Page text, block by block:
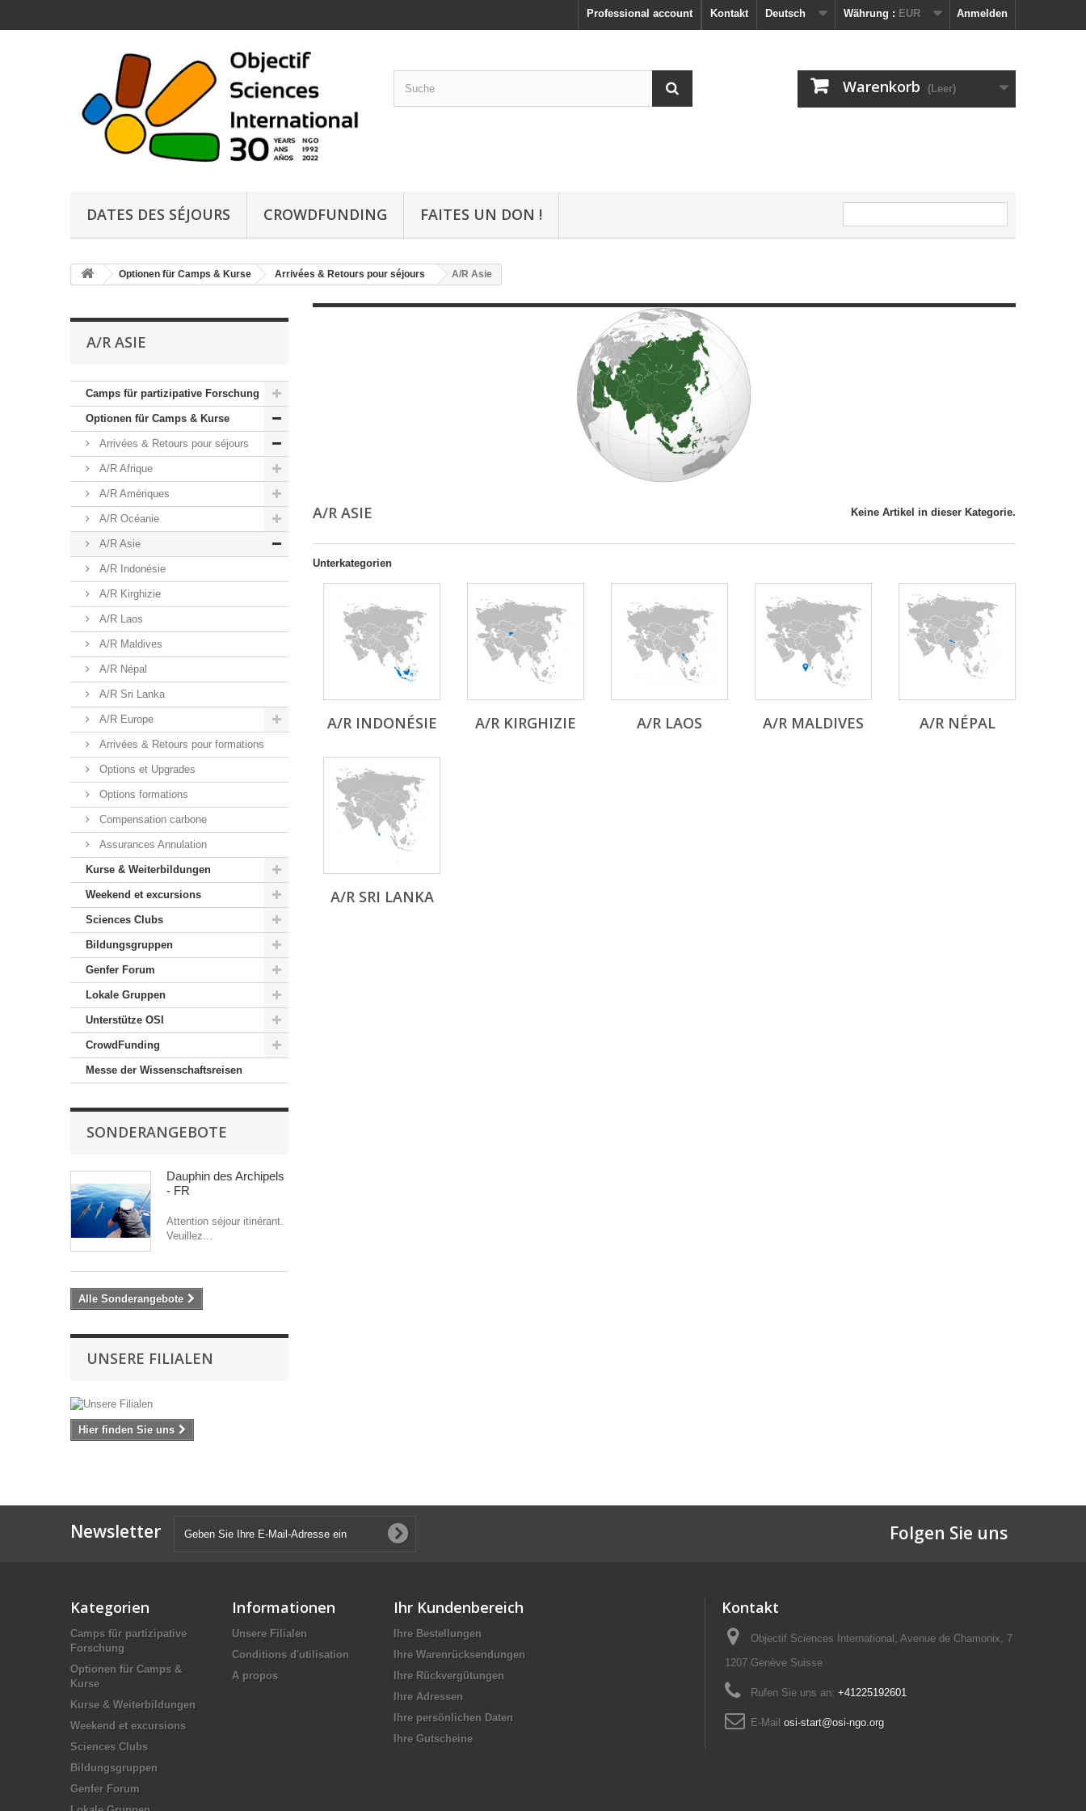
Anmelden
Währung : EUR
Deutsch
Kontakt
Professional account
Warenkorb (Leer)
DATES DES SÉJOURS CROWDFUNDING FAITES UN DON !
Optionen für Camps & Kurse Arrivées & Retours pour séjours A/R Asie
A/R ASIE
Camps für partizipative Forschung
Optionen für Camps & Kurse
Arrivées & Retours pour séjours
A/R Afrique
A/R Amériques
A/R Océanie
A/R Asie
A/R Indonésie
A/R Kirghizie
A/R Laos
A/R Maldives
A/R Népal
A/R Sri Lanka
A/R Europe
Arrivées & Retours pour formations
Options et Upgrades
Options formations
Compensation carbone
Assurances Annulation
Kurse & Weiterbildungen
Weekend et excursions
Sciences Clubs
Bildungsgruppen
Genfer Forum
Lokale Gruppen
Unterstütze OSI
CrowdFunding
Messe der Wissenschaftsreisen
SONDERANGEBOTE
Dauphin des Archipels
- FR
Attention séjour itinérant.
Veuillez...
Alle Sonderangebote
UNSERE FILIALEN
Hier finden Sie uns
A/R ASIE Keine Artikel in dieser Kategorie.
Unterkategorien
A/R INDONÉSIE A/R KIRGHIZIE A/R LAOS A/R MALDIVES A/R NÉPAL
A/R SRI LANKA
Newsletter Folgen Sie uns
Kategorien
Camps für partizipative
Forschung
Optionen für Camps &
Kurse
Kurse & Weiterbildungen
Weekend et excursions
Sciences Clubs
Bildungsgruppen
Genfer Forum
Informationen
Unsere Filialen
Conditions d'utilisation
A propos
Ihr Kundenbereich
Ihre Bestellungen
Ihre Warenrücksendungen
Ihre Rückvergütungen
Ihre Adressen
Ihre persönlichen Daten
Ihre Gutscheine
Kontakt
Objectif Sciences International, Avenue de Chamonix, 7
1207 Genève Suisse
Rufen Sie uns an: +41225192601
E-Mail osi-start@osi-ngo.org